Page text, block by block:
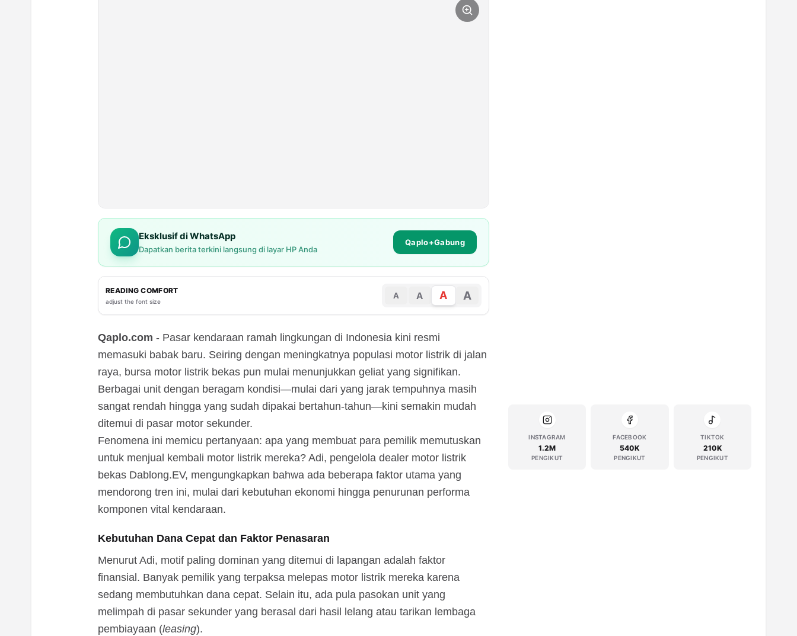
Eksklusif di WhatsApp
Dapatkan berita terkini langsung di layar HP Anda
Qaplo+Gabung
READING COMFORT
adjust the font size
A A A A
Qaplo.com - Pasar kendaraan ramah lingkungan di Indonesia kini resmi
memasuki babak baru. Seiring dengan meningkatnya populasi motor listrik di jalan
raya, bursa motor listrik bekas pun mulai menunjukkan geliat yang signifikan.
Berbagai unit dengan beragam kondisi—mulai dari yang jarak tempuhnya masih
sangat rendah hingga yang sudah dipakai bertahun-tahun—kini semakin mudah
ditemui di pasar motor sekunder.
Fenomena ini memicu pertanyaan: apa yang membuat para pemilik memutuskan
untuk menjual kembali motor listrik mereka? Adi, pengelola dealer motor listrik
bekas Dablong.EV, mengungkapkan bahwa ada beberapa faktor utama yang
mendorong tren ini, mulai dari kebutuhan ekonomi hingga penurunan performa
komponen vital kendaraan.
Kebutuhan Dana Cepat dan Faktor Penasaran
Menurut Adi, motif paling dominan yang ditemui di lapangan adalah faktor
finansial. Banyak pemilik yang terpaksa melepas motor listrik mereka karena
sedang membutuhkan dana cepat. Selain itu, ada pula pasokan unit yang
melimpah di pasar sekunder yang berasal dari hasil lelang atau tarikan lembaga
pembiayaan (leasing).
INSTAGRAM
1.2M
PENGIKUT
FACEBOOK
540K
PENGIKUT
TIKTOK
210K
PENGIKUT